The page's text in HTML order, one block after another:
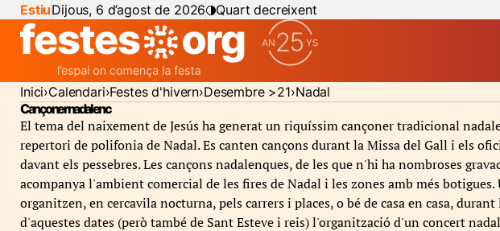
EstiuDijous, 6 d’agost de 2026 Quart decreixent
Inici Calendari Festes d'hivern Desembre >21 Nadal
Cançoner nadalenc
El tema del naixement de Jesús ha generat un riquíssim cançoner tradicional
repertori de polifonia de Nadal. Es canten cançons durant la Missa del Gall i els
davant els pessebres. Les cançons nadalenques, de les que n'hi ha nombroses
acompanya l'ambient comercial de les fires de Nadal i les zones amb més
organitzen, en cercavila nocturna, pels carrers i places, o bé de casa en casa,
d'aquestes dates (però també de Sant Esteve i reis) l'organització d'un concert